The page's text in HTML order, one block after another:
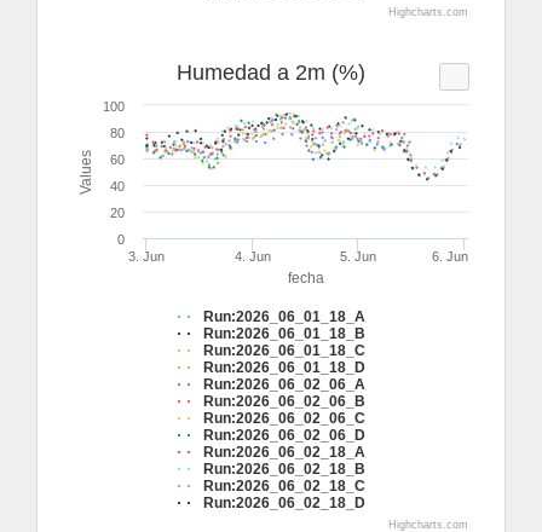
Highcharts.com
fecha
Values
Humedad a 2m (%)
Run:2026_06_01_18_A
Run:2026_06_01_18_B
Run:2026_06_01_18_C
Run:2026_06_01_18_D
Run:2026_06_02_06_A
Run:2026_06_02_06_B
Run:2026_06_02_06_C
Run:2026_06_02_06_D
Run:2026_06_02_18_A
Run:2026_06_02_18_B
Run:2026_06_02_18_C
Run:2026_06_02_18_D
3. Jun 4. Jun 5. Jun 6. Jun
0
20
40
60
80
100
Highcharts.com